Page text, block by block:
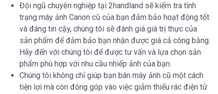
Đội ngũ chuyên nghiệp tại 2handland sẽ kiểm tra tình
trạng máy ảnh Canon cũ của bạn đảm bảo hoạt động tốt
và đáng tin cậy, chúng tôi sẽ đánh giá giá trị thực của
sản phẩm để đảm bảo bạn nhận được giá cả công bằng.
Hãy đến với chúng tôi để được tư vấn và lựa chọn sản
phẩm phù hợp với nhu cầu nhiếp ảnh của bạn.
Chúng tôi không chỉ giúp bạn bán máy ảnh cũ một cách
tiện lợi mà còn đóng góp vào việc giảm thiểu rác điện tử